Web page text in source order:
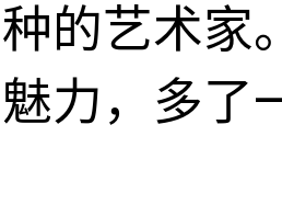
的艺术家
力，多了